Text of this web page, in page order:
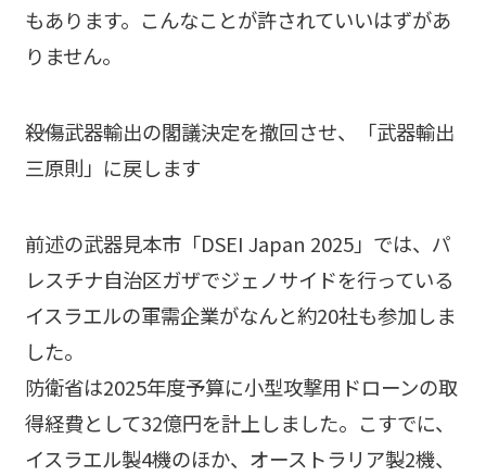
もあります。こんなことが許されていいはずがあ
りません。
――殺傷武器輸出の閣議決定を撤回させ、「武器輸出
三原則」に戻します
前述の武器見本市「DSEI Japan 2025」では、パ
レスチナ自治区ガザでジェノサイドを行っている
イスラエルの軍需企業がなんと約20社も参加しま
した。
防衛省は2025年度予算に小型攻撃用ドローンの取
得経費として32億円を計上しました。こすでに、
イスラエル製4機のほか、オーストラリア製2機、